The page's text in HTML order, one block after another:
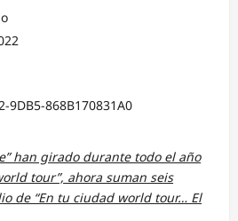
han girado durante todo el año
tour”, ahora suman seis
de “En tu ciudad world tour… El